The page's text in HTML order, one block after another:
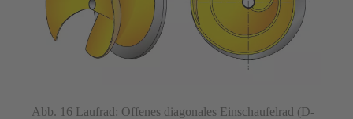
Abb. 16 Laufrad: Offenes diagonales Einschaufelrad (D-